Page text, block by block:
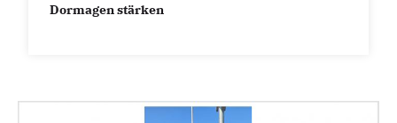
Dormagen stärken